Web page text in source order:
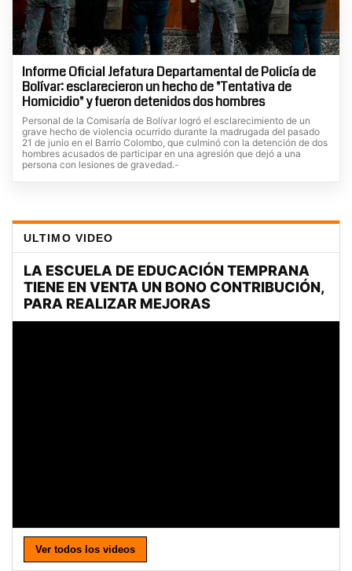
Informe Oficial Jefatura Departamental de Policía de
Bolívar: esclarecieron un hecho de "Tentativa de
Homicidio" y fueron detenidos dos hombres
Personal de la Comisaría de Bolívar logró el esclarecimiento de un
grave hecho de violencia ocurrido durante la madrugada del pasado
21 de junio en el Barrio Colombo, que culminó con la detención de dos
hombres acusados de participar en una agresión que dejó a una
persona con lesiones de gravedad.-
ULTIMO VIDEO
Ver todos los videos